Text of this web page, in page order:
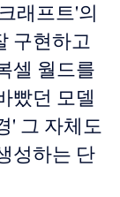
래프트'의
구현하고
셀 월드를
빴던 모델
' 그 자체도
성하는 단